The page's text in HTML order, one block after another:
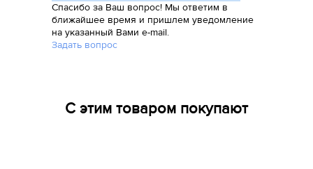
Спасибо за Ваш вопрос! Мы ответим в
ближайшее время и пришлем уведомление
на указанный Вами e-mail.
Задать вопрос
С этим товаром покупают